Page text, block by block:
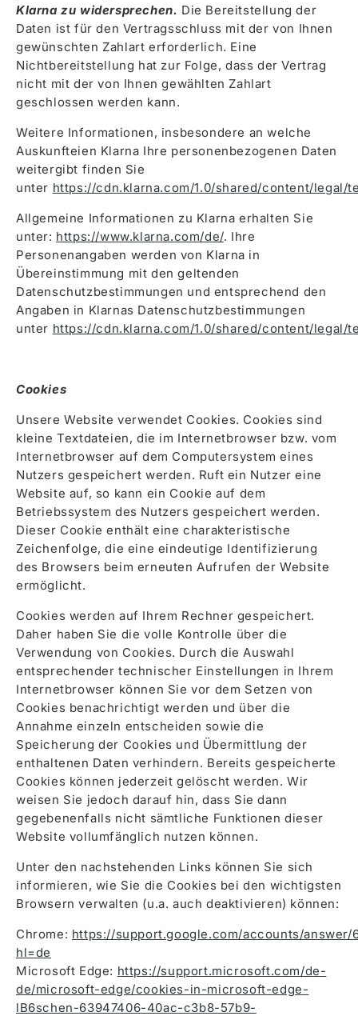
Klarna zu widersprechen. Die Bereitstellung der
Daten ist für den Vertragsschluss mit der von Ihnen
gewünschten Zahlart erforderlich. Eine
Nichtbereitstellung hat zur Folge, dass der Vertrag
nicht mit der von Ihnen gewählten Zahlart
geschlossen werden kann.
Weitere Informationen, insbesondere an welche
Auskunfteien Klarna Ihre personenbezogenen Daten
weitergibt finden Sie
unter https://cdn.klarna.com/1.0/shared/content/legal/
Allgemeine Informationen zu Klarna erhalten Sie
unter: https://www.klarna.com/de/. Ihre
Personenangaben werden von Klarna in
Übereinstimmung mit den geltenden
Datenschutzbestimmungen und entsprechend den
Angaben in Klarnas Datenschutzbestimmungen
unter https://cdn.klarna.com/1.0/shared/content/legal/
Cookies
Unsere Website verwendet Cookies. Cookies sind
kleine Textdateien, die im Internetbrowser bzw. vom
Internetbrowser auf dem Computersystem eines
Nutzers gespeichert werden. Ruft ein Nutzer eine
Website auf, so kann ein Cookie auf dem
Betriebssystem des Nutzers gespeichert werden.
Dieser Cookie enthält eine charakteristische
Zeichenfolge, die eine eindeutige Identifizierung
des Browsers beim erneuten Aufrufen der Website
ermöglicht.
Cookies werden auf Ihrem Rechner gespeichert.
Daher haben Sie die volle Kontrolle über die
Verwendung von Cookies. Durch die Auswahl
entsprechender technischer Einstellungen in Ihrem
Internetbrowser können Sie vor dem Setzen von
Cookies benachrichtigt werden und über die
Annahme einzeln entscheiden sowie die
Speicherung der Cookies und Übermittlung der
enthaltenen Daten verhindern. Bereits gespeicherte
Cookies können jederzeit gelöscht werden. Wir
weisen Sie jedoch darauf hin, dass Sie dann
gegebenenfalls nicht sämtliche Funktionen dieser
Website vollumfänglich nutzen können.
Unter den nachstehenden Links können Sie sich
informieren, wie Sie die Cookies bei den wichtigsten
Browsern verwalten (u.a. auch deaktivieren) können:
Chrome: https://support.google.com/accounts/answer/
hl=de
Microsoft Edge: https://support.microsoft.com/de-
de/microsoft-edge/cookies-in-microsoft-edge-
lB6schen-63947406-40ac-c3b8-57b9-